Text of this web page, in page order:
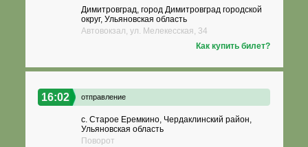
Димитровград, город Димитровград городской
округ, Ульяновская область
Автовокзал, ул. Мелекесская, 34
Как купить билет?
16:02 отправление
с. Старое Еремкино, Чердаклинский район,
Ульяновская область
Поворот